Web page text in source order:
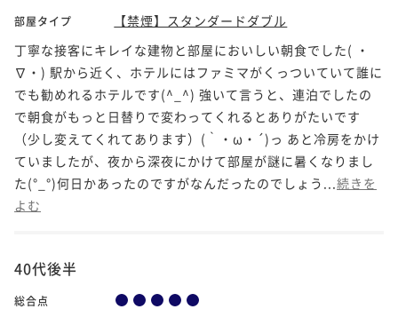
部屋タイプ
【禁煙】スタンダードダブル
丁寧な接客にキレイな建物と部屋においしい朝食でした( ・
∇・) 駅から近く、ホテルにはファミマがくっついていて誰に
でも勧めれるホテルです(^_^) 強いて言うと、連泊でしたの
で朝食がもっと日替りで変わってくれるとありがたいです
（少し変えてくれてあります）(｀・ω・´)っ あと冷房をかけ
ていましたが、夜から深夜にかけて部屋が謎に暑くなりまし
た(°_°)何日かあったのですがなんだったのでしょう... 続きを
よむ
40代後半
総合点